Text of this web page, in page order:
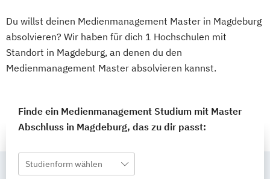
Du willst deinen Medienmanagement Master in Magdeburg
absolvieren? Wir haben für dich 1 Hochschulen mit
Standort in Magdeburg, an denen du den
Medienmanagement Master absolvieren kannst.
Finde ein Medienmanagement Studium mit Master
Abschluss in Magdeburg, das zu dir passt:
Studienform wählen